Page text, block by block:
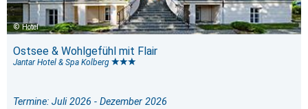
Hotel
Ostsee & Wohlgefühl mit Flair
Jantar Hotel & Spa Kolberg
Termine: Juli 2026 - Dezember 2026